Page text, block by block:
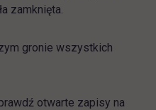
zamknięta.
gronie wszystkich
otwarte zapisy na